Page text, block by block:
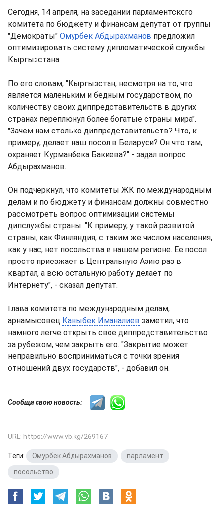
Сегодня, 14 апреля, на заседании парламентского
комитета по бюджету и финансам депутат от группы
"Демократы" Омурбек Абдырахманов предложил
оптимизировать систему дипломатической службы
Кыргызстана.
По его словам, "Кыргызстан, несмотря на то, что
является маленьким и бедным государством, по
количеству своих диппредставительств в других
странах переплюнул более богатые страны мира".
"Зачем нам столько диппредставительств? Что, к
примеру, делает наш посол в Беларуси? Он что там,
охраняет Курманбека Бакиева?" - задал вопрос
Абдырахманов.
Он подчеркнул, что комитеты ЖК по международным
делам и по бюджету и финансам должны совместно
рассмотреть вопрос оптимизации системы
дипслужбы страны. "К примеру, у такой развитой
страны, как Финляндия, с таким же числом населения,
как у нас, нет посольства в нашем регионе. Ее посол
просто приезжает в Центральную Азию раз в
квартал, а всю остальную работу делает по
Интернету", - сказал депутат.
Глава комитета по международным делам,
арнамысовец Каныбек Иманалиев заметил, что
намного легче открыть свое диппредставительство
за рубежом, чем закрыть его. "Закрытие может
неправильно восприниматься с точки зрения
отношений двух государств", - добавил он.
Сообщи свою новость:
URL: https://www.vb.kg/269167
Теги: Омурбек Абдырахманов парламент
посольство